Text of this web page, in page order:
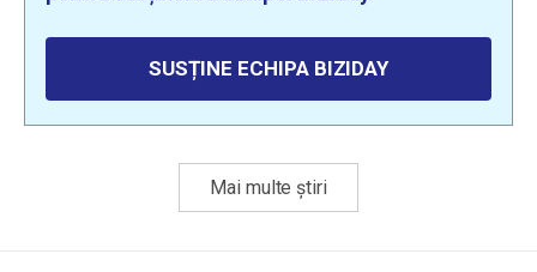
SUSȚINE ECHIPA BIZIDAY
Mai multe știri